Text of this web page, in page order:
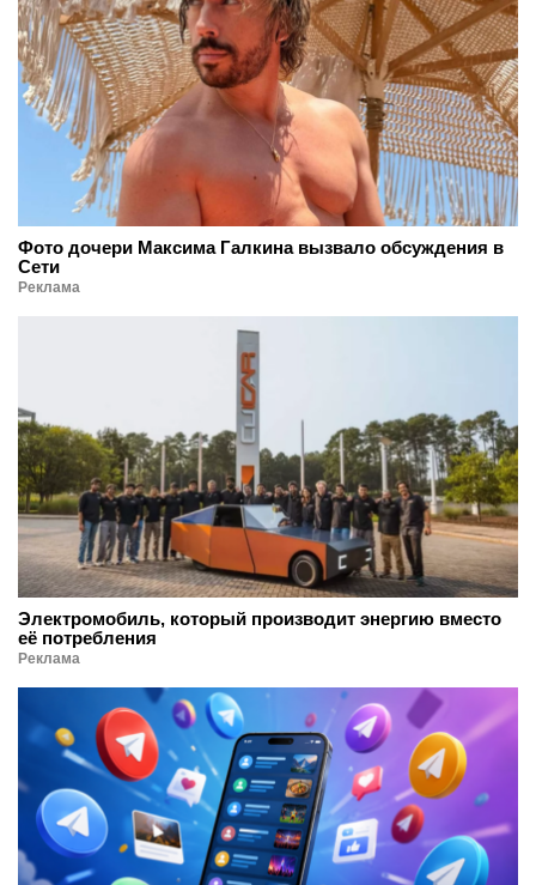
Фото дочери Максима Галкина вызвало обсуждения в
Сети
Реклама
Электромобиль, который производит энергию вместо
её потребления
Реклама